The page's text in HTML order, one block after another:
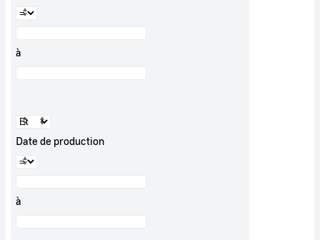
à
Date de production
à